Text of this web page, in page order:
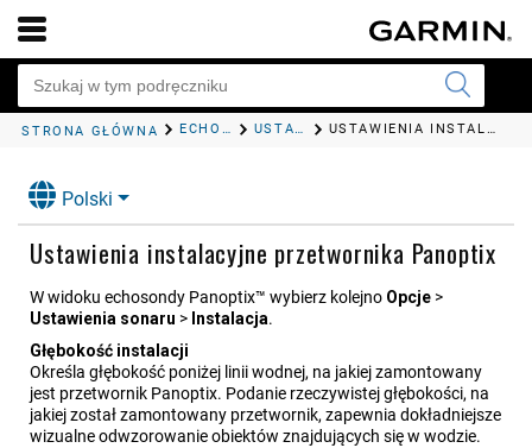
STRONA GŁÓWNA ECHOSONDA FISHFINDER USTAWIENIA SONARU PANOPTIX USTAWIENIA INSTALACYJNE PRZETWORNIKA PANOPTIX
Polski
Ustawienia instalacyjne przetwornika Panoptix
W widoku echosondy Panoptix™ wybierz kolejno Opcje >
Ustawienia sonaru > Instalacja.
Głębokość instalacji
Określa głębokość poniżej linii wodnej, na jakiej zamontowany
jest przetwornik Panoptix. Podanie rzeczywistej głębokości, na
jakiej został zamontowany przetwornik, zapewnia dokładniejsze
wizualne odwzorowanie obiektów znajdujących się w wodzie.